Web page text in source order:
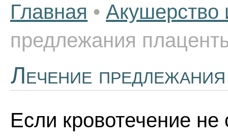
Главная • Акушерство
предлежания
Лечение
Если кровотечение